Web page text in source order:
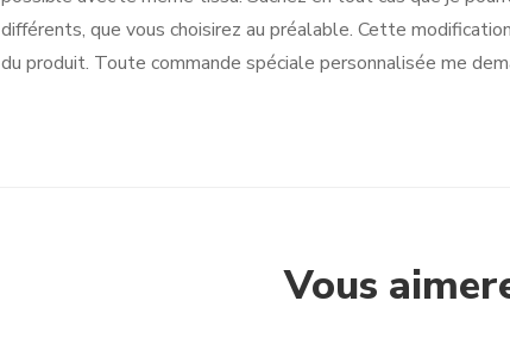
différents, que vous choisirez au préalable. Cette
du produit. Toute commande spéciale personnalisée me
Vous